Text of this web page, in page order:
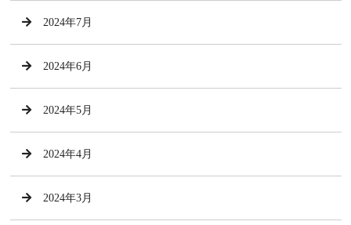
2024年7月
2024年6月
2024年5月
2024年4月
2024年3月